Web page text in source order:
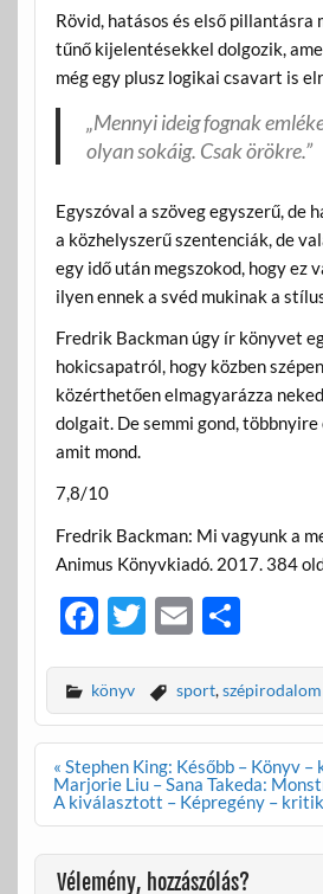
Rövid, hatásos és első pillantásra
tűnő kijelentésekkel dolgozik,
még egy plusz logikai csavart is
„Mennyi ideig fognak
olyan sokáig. Csak örökre.”
Egyszóval a szöveg egyszerű, de
a közhelyszerű szentenciák, de
egy idő után megszokod, hogy ez
ilyen ennek a svéd mukinak a
Fredrik Backman úgy ír könyvet
hokicsapatról, hogy közben
közérthetően elmagyarázza
dolgait. De semmi gond, többnyire
amit mond.
7,8/10
Fredrik Backman: Mi vagyunk a
Animus Könyvkiadó. 2017. 384
F
e
b
o
o
k
T
itt
er
E
ail
O
za
m
e
g
könyv sport,szépirodalom
Bejegyzés
navigáció
« Stephen King: Később – Könyv
Marjorie Liu – Sana Takeda:
A kiválasztott – Képregény –
Vélemény, hozzászólás?